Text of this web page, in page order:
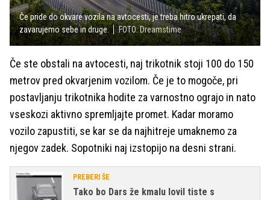
Če pride do okvare vozila na avtocesti, je treba hitro ukrepati, da
zavarujemo sebe in druge.
FOTO: Dreamstime
Če ste obstali na avtocesti, naj trikotnik stoji 100 do 150
metrov pred okvarjenim vozilom. Če je to mogoče, pri
postavljanju trikotnika hodite za varnostno ograjo in nato
vseskozi aktivno spremljajte promet. Kadar moramo
vozilo zapustiti, se kar se da najhitreje umaknemo za
njegov zadek. Sopotniki naj izstopijo na desni strani.
PREBERI ŠE
Tako bo Dars že kmalu lovil tiste s